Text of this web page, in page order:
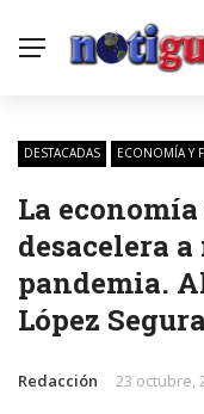
DESTACADAS ECONOMÍA Y
La
desacelera
pandemia.
López Segura
Redacción 23 octubre,